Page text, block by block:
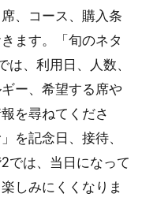
、コース、購入条
ます。「旬のネタ
、利用日、人数、
ー、希望する席や
を尋ねてくださ
を記念日、接待、
では、当日になって
しみにくくなりま